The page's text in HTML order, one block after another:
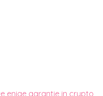
enige garantie in crypto